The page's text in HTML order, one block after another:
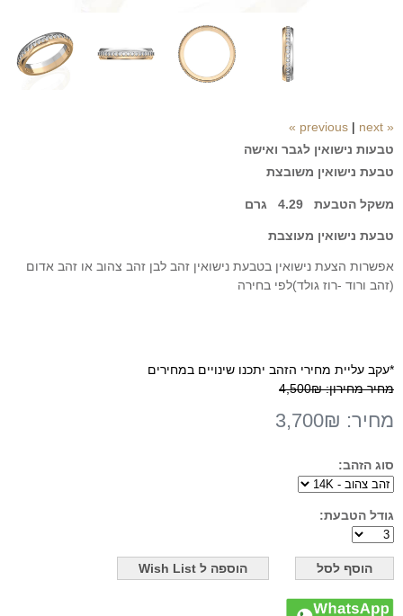
« previous
| next »
טבעות נישואין לגבר ואישה
טבעת נישואין משובצת
משקל הטבעת 4.29 גרם
טבעת נישואין מעוצבת
אפשרות הצעת נישואין בטבעת נישואין זהב לבן זהב צהוב או זהב אדום
(זהב ורוד -רוז גולד)לפי בחירה
*עקב עליית מחירי הזהב יתכנו שינויים במחירים
מחיר מחירון:4,500₪
מחיר: 3,700₪
סוג הזהב:
גודל הטבעת: